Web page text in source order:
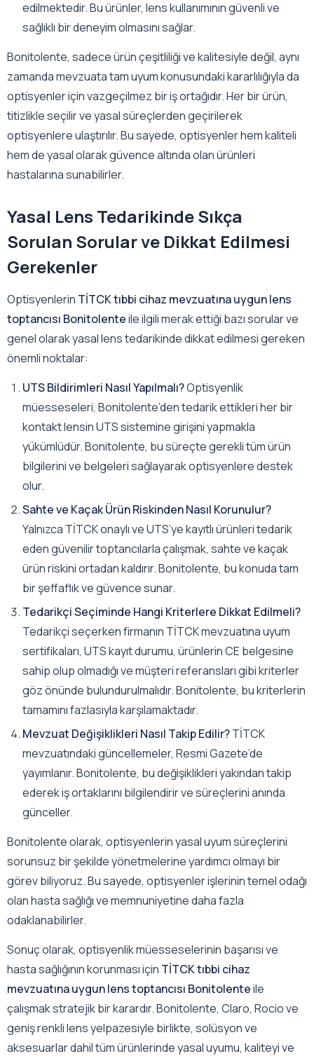
edilmektedir. Bu ürünler, lens kullanımının güvenli ve
sağlıklı bir deneyim olmasını sağlar.
Bonitolente, sadece ürün çeşitliliği ve kalitesiyle değil, aynı
zamanda mevzuata tam uyum konusundaki kararlılığıyla da
optisyenler için vazgeçilmez bir iş ortağıdır. Her bir ürün,
titizlikle seçilir ve yasal süreçlerden geçirilerek
optisyenlere ulaştırılır. Bu sayede, optisyenler hem kaliteli
hem de yasal olarak güvence altında olan ürünleri
hastalarına sunabilirler.
Yasal Lens Tedarikinde Sıkça
Sorulan Sorular ve Dikkat Edilmesi
Gerekenler
Optisyenlerin TİTCK tıbbi cihaz mevzuatına uygun lens
toptancısı Bonitolenteile ilgili merak ettiği bazı sorular ve
genel olarak yasal lens tedarikinde dikkat edilmesi gereken
önemli noktalar:
UTS Bildirimleri Nasıl Yapılmalı?Optisyenlik
müesseseleri, Bonitolente’den tedarik ettikleri her bir
kontakt lensin UTS sistemine girişini yapmakla
yükümlüdür. Bonitolente, bu süreçte gerekli tüm ürün
bilgilerini ve belgeleri sağlayarak optisyenlere destek
olur.
Sahte ve Kaçak Ürün Riskinden Nasıl Korunulur?
Yalnızca TİTCK onaylı ve UTS’ye kayıtlı ürünleri tedarik
eden güvenilir toptancılarla çalışmak, sahte ve kaçak
ürün riskini ortadan kaldırır. Bonitolente, bu konuda tam
bir şeffaflık ve güvence sunar.
Tedarikçi Seçiminde Hangi Kriterlere Dikkat Edilmeli?
Tedarikçi seçerken firmanın TİTCK mevzuatına uyum
sertifikaları, UTS kayıt durumu, ürünlerin CE belgesine
sahip olup olmadığı ve müşteri referansları gibi kriterler
göz önünde bulundurulmalıdır. Bonitolente, bu kriterlerin
tamamını fazlasıyla karşılamaktadır.
Mevzuat Değişiklikleri Nasıl Takip Edilir?TİTCK
mevzuatındaki güncellemeler, Resmi Gazete’de
yayımlanır. Bonitolente, bu değişiklikleri yakından takip
ederek iş ortaklarını bilgilendirir ve süreçlerini anında
günceller.
Bonitolente olarak, optisyenlerin yasal uyum süreçlerini
sorunsuz bir şekilde yönetmelerine yardımcı olmayı bir
görev biliyoruz. Bu sayede, optisyenler işlerinin temel odağı
olan hasta sağlığı ve memnuniyetine daha fazla
odaklanabilirler.
Sonuç olarak, optisyenlik müesseselerinin başarısı ve
hasta sağlığının korunması için TİTCK tıbbi cihaz
mevzuatına uygun lens toptancısı Bonitolenteile
çalışmak stratejik bir karardır. Bonitolente, Claro, Rocio ve
geniş renkli lens yelpazesiyle birlikte, solüsyon ve
aksesuarlar dahil tüm ürünlerinde yasal uyumu, kaliteyi ve